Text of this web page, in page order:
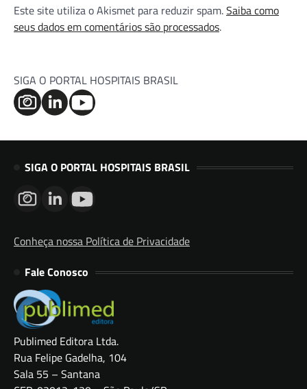
Este site utiliza o Akismet para reduzir spam.Saiba como
seus dados em comentários são processados.
SIGA O PORTAL HOSPITAIS BRASIL
SIGA O PORTAL HOSPITAIS BRASIL
Conheça nossa Política de Privacidade
Fale Conosco
Publimed Editora Ltda.
Rua Felipe Gadelha, 104
Sala 55 – Santana